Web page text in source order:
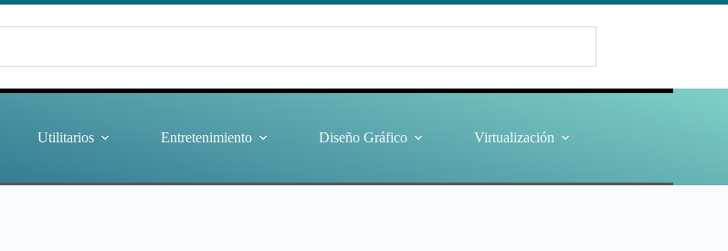
Utilitarios Entretenimiento Diseño Gráfico Virtualización